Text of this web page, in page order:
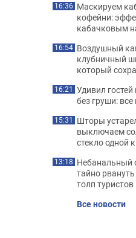
16:36 Маскируем
кофейни:
кабачковым
16:54 Воздушный
клубничный
который
16:21 Удивил
без груши: все
15:31 Шторы
выключаем
стекло одной
13:18 Небанальный
тайно
толп
Все новости